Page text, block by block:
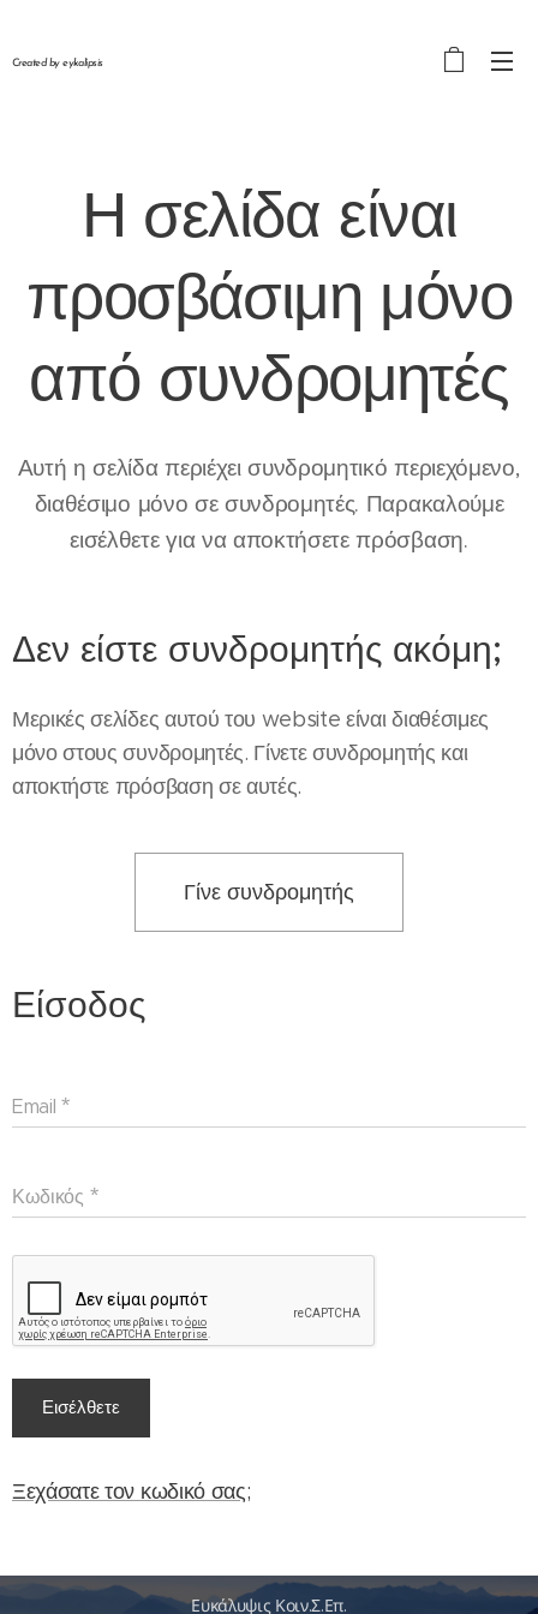
Created by eykalipsis
Η σελίδα είναι
προσβάσιμη μόνο
από συνδρομητές
Αυτή η σελίδα περιέχει συνδρομητικό περιεχόμενο,
διαθέσιμο μόνο σε συνδρομητές. Παρακαλούμε
εισέλθετε για να αποκτήσετε πρόσβαση.
Δεν είστε συνδρομητής ακόμη;
Μερικές σελίδες αυτού του website είναι διαθέσιμες
μόνο στους συνδρομητές. Γίνετε συνδρομητής και
αποκτήστε πρόσβαση σε αυτές.
Γίνε συνδρομητής
Είσοδος
Email
Κωδικός
Εισέλθετε
Ξεχάσατε τον κωδικό σας;
Ευκάλυψις Κοιν.Σ.Επ.